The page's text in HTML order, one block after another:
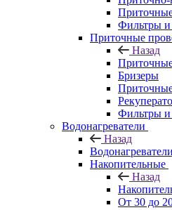
Фильтры
Приточные
Назад
Бризеры
Фильтры
Водонагреватели
Назад
Водонагреватели
Накопительные
Назад
От 30 до